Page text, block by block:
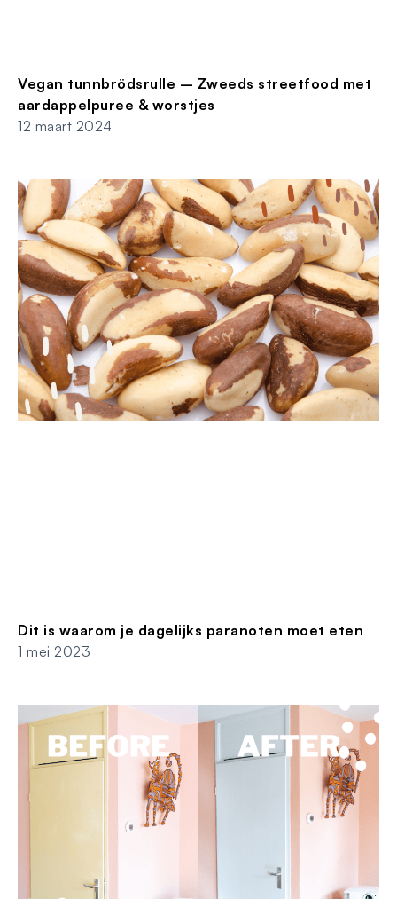
Vegan tunnbrödsrulle – Zweeds streetfood met
aardappelpuree & worstjes
12 maart 2024
Dit is waarom je dagelijks paranoten moet eten
1 mei 2023